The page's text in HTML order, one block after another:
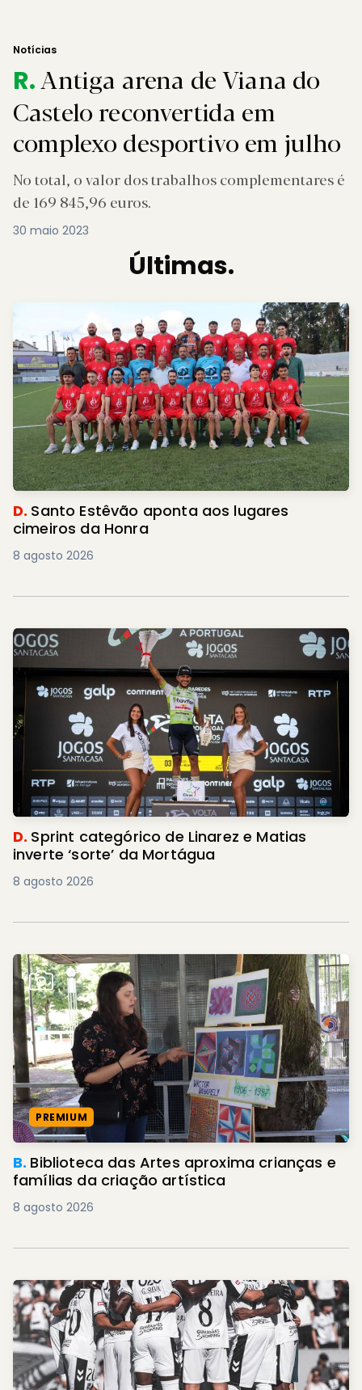
Notícias
R.Antiga arena de Viana do
Castelo reconvertida em
complexo desportivo em julho
No total, o valor dos trabalhos complementares é
de 169 845,96 euros.
30 maio 2023
Últimas.
D. Santo Estêvão aponta aos lugares
cimeiros da Honra
8 agosto 2026
D. Sprint categórico de Linarez e Matias
inverte ‘sorte’ da Mortágua
8 agosto 2026
PREMIUM
B. Biblioteca das Artes aproxima crianças e
famílias da criação artística
8 agosto 2026